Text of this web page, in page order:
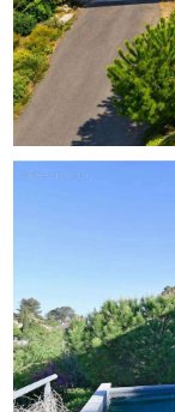
garage de 47
aux besoins de
Extérieurement,
agrémenté
profiter des
double
interphone, et
Tout près, les
et maternelles,
localité prisée.